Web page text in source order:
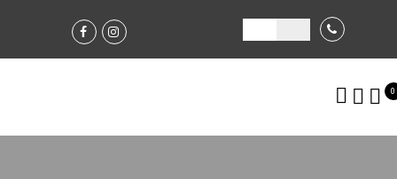
0